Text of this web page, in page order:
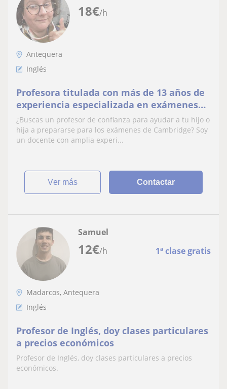
18€/h
Antequera
Inglés
Profesora titulada con más de 13 años de
experiencia especializada en exámenes
Cambridge
¿Buscas un profesor de confianza para ayudar a tu hijo o
hija a prepararse para los exámenes de Cambridge? Soy
un docente con amplia experi...
ver más Contactar
12€/h 1ª clase gratis
Samuel
Madarcos, Antequera
Inglés
Profesor de Inglés, doy clases particulares
a precios económicos
Profesor de Inglés, doy clases particulares a precios
económicos.